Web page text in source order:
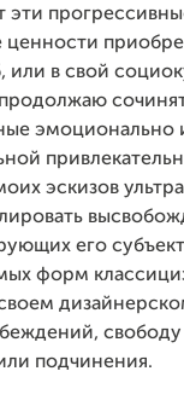
эти
или в свой
эмоционально
эскизов
его
форм
подчинения.